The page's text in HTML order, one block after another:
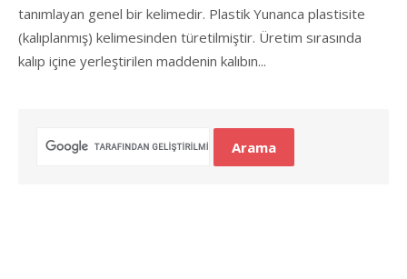
tanımlayan genel bir kelimedir. Plastik Yunanca plastisite
(kalıplanmış) kelimesinden türetilmiştir. Üretim sırasında
kalıp içine yerleştirilen maddenin kalıbın...